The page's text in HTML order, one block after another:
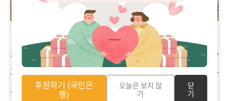
잔치 당일에는 어르신들부터 부녀회, 통장님들까지 모두 함
께 모여 주셨습니다. 세대 구분 없이 둘러앉아 송편을 빚는
모습이 참 보기 좋았습니다.
후원하기 (국민은
행)
오늘은 보지 않
기
닫
기